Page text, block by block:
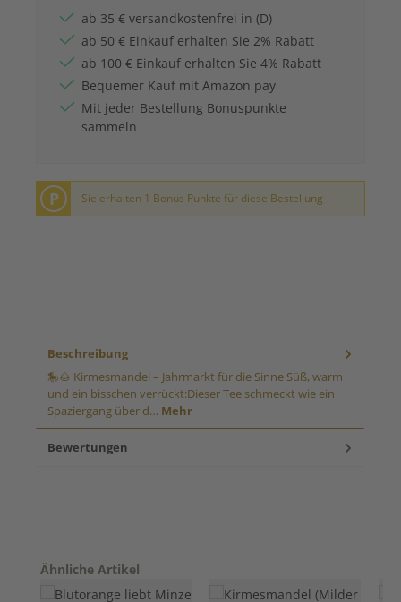
ab 35 € versandkostenfrei in (D)
ab 50 € Einkauf erhalten Sie 2% Rabatt
ab 100 € Einkauf erhalten Sie 4% Rabatt
Bequemer Kauf mit Amazon pay
Mit jeder Bestellung Bonuspunkte
sammeln
P Sie erhalten 1 Bonus Punkte für diese Bestellung
Beschreibung
🎠🌰 Kirmesmandel – Jahrmarkt für die Sinne Süß, warm
und ein bisschen verrückt:Dieser Tee schmeckt wie ein
Spaziergang über d… Mehr
Bewertungen
Produktgalerie überspringen
Ähnliche Artikel